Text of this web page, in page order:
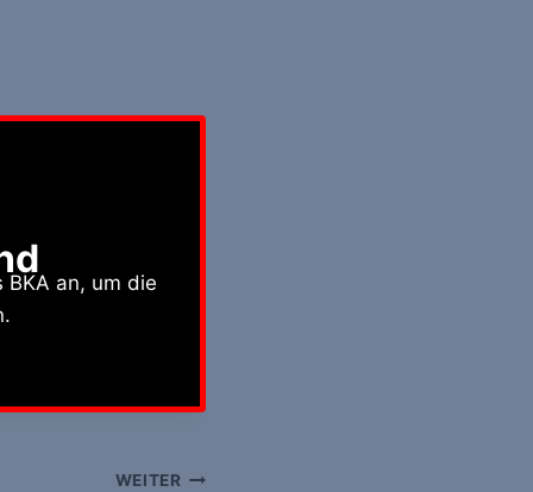
an, um die
WEITER